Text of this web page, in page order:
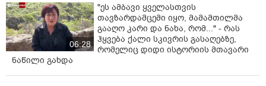
06:28
"ეს ამბავი ყველასთვის
თავზარდამცემი იყო, მამამთილმა
გააღო კარი და ნახა, რომ..." - რას
ჰყვება ქალი სკივრის გასაღებზე,
რომელიც დიდი ისტორიის მთავარი
ნაწილი გახდა